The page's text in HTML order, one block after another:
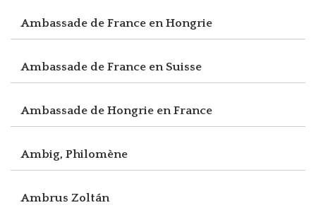
Ambassade de France en Hongrie
Ambassade de France en Suisse
Ambassade de Hongrie en France
Ambig, Philomène
Ambrus Zoltán